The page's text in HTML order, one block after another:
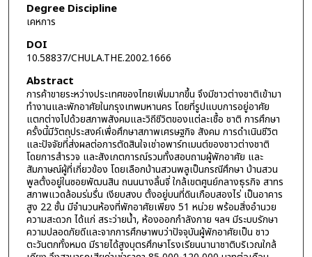
Degree Discipline
เคหการ
DOI
10.58837/CHULA.THE.2002.1666
Abstract
การค้าขายระหว่างประเทศของไทยเพิ่มมากขึ้น จึงมีชาวต่างชาติเข้ามา
ทำงานและพักอาศัยในกรุงเทพมหานคร โดยที่รูปแบบการอยู่อาศัย
แตกต่างไปด้วยสภาพสังคมและวิถีชีวิตของแต่ละเชื้อ ชาติ การศึกษา
ครั้งนี้มีวัตถุประสงค์เพื่อศึกษาสภาพเศรษฐกิจ สังคม การดำเนินชีวิต
และปัจจัยที่ส่งผลต่อการตัดสินใจเช่าอพาร์ทเมนต์ของชาวต่างชาติ
โดยการสำรวจ และสังเกตการณ์รวมทั้งสอบถามผู้พักอาศัย และ
สัมภาษณ์ผู้ที่เกี่ยวข้อง โดยเลือกบ้านสวนพลูเป็นกรณีศึกษา บ้านสวน
พูลตั้งอยู่ในซอยพัฒนสิน ถนนนางลิ้นจี่ ใกล้เขตศูนย์กลางธุรกิจ สาทร
สภาพแวดล้อมร่มรื่น เงียบสงบ ตั้งอยู่บนที่ดินเกือบสองไร่ เป็นอาคาร
สูง 22 ชั้น มีจำนวนห้องที่พักอาศัยเพียง 51 หน่วย พร้อมสิ่งอำนวย
ความสะดวก ได้แก่ สระว่ายน้ำ, ห้องออกกำลังกาย ฯลฯ มีระบบรักษา
ความปลอดภัยดีและจากการศึกษาพบว่าปัจจุบันผู้พักอาศัยเป็น ชาว
ตะวันตกทั้งหมด มีรายได้สูงบุตรศึกษาโรงเรียนนานาชาติบริเวณใกล้